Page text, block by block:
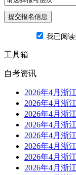
提交报名信息
我已阅
工具箱
自考资讯
2026年4月浙
2026年4月浙
2026年4月浙
2026年4月浙
2026年4月浙
2026年4月浙
2026年4月浙
2026年4月浙